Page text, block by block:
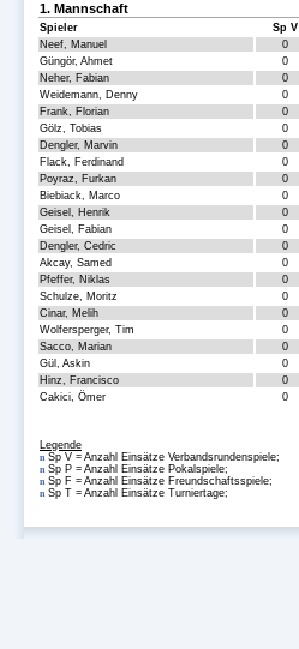
1. Mannschaft
Spieler Sp V
Neef, Manuel
0
Güngör, Ahmet
0
Neher, Fabian
0
Weidemann, Denny
0
Frank, Florian
0
Gölz, Tobias
0
Dengler, Marvin
0
Flack, Ferdinand
0
Poyraz, Furkan
0
Biebiack, Marco
0
Geisel, Henrik
0
Geisel, Fabian
0
Dengler, Cedric
0
Akcay, Samed
0
Pfeffer, Niklas
0
Schulze, Moritz
0
Cinar, Melih
0
Wolfersperger, Tim
0
Sacco, Marian
0
Gül, Askin
0
Hinz, Francisco
0
Cakici, Ömer
0
Legende
nSp V = Anzahl Einsätze Verbandsrundenspiele;
nSp P = Anzahl Einsätze Pokalspiele;
nSp F = Anzahl Einsätze Freundschaftsspiele;
nSp T = Anzahl Einsätze Turniertage;